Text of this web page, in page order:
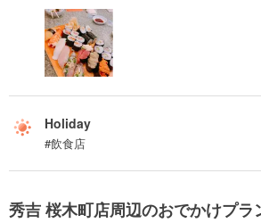
Holiday
#飲食店
秀吉 桜木町店周辺のおでかけプラ